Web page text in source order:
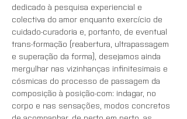
dedicado à pesquisa experiencial e
colectiva do amor enquanto exercício de
cuidado-curadoria e, portanto, de eventual
trans-formação (reabertura, ultrapassagem
e superação da forma), desejamos ainda
mergulhar nas vizinhanças infinitesimais e
cósmicas do processo de passagem da
composição à posição-com: indagar, no
corpo e nas sensações, modos concretos